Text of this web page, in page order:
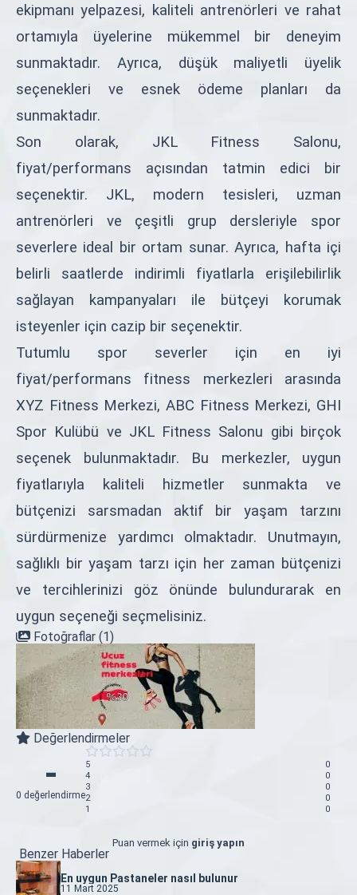
ekipmanı yelpazesi, kaliteli antrenörleri ve rahat
ortamıyla üyelerine mükemmel bir deneyim
sunmaktadır. Ayrıca, düşük maliyetli üyelik
seçenekleri ve esnek ödeme planları da
sunmaktadır.
Son olarak, JKL Fitness Salonu,
fiyat/performans açısından tatmin edici bir
seçenektir. JKL, modern tesisleri, uzman
antrenörleri ve çeşitli grup dersleriyle spor
severlere ideal bir ortam sunar. Ayrıca, hafta içi
belirli saatlerde indirimli fiyatlarla erişilebilirlik
sağlayan kampanyaları ile bütçeyi korumak
isteyenler için cazip bir seçenektir.
Tutumlu spor severler için en iyi
fiyat/performans fitness merkezleri arasında
XYZ Fitness Merkezi, ABC Fitness Merkezi, GHI
Spor Kulübü ve JKL Fitness Salonu gibi birçok
seçenek bulunmaktadır. Bu merkezler, uygun
fiyatlarıyla kaliteli hizmetler sunmakta ve
bütçenizi sarsmadan aktif bir yaşam tarzını
sürdürmenize yardımcı olmaktadır. Unutmayın,
sağlıklı bir yaşam tarzı için her zaman bütçenizi
ve tercihlerinizi göz önünde bulundurarak en
uygun seçeneği seçmelisiniz.
Fotoğraflar (1)
Değerlendirmeler
-
0 değerlendirme
5
0
4
0
3
0
2
0
1
0
Puan vermek için giriş yapın
Benzer Haberler
En uygun Pastaneler nasıl bulunur
11 Mart 2025